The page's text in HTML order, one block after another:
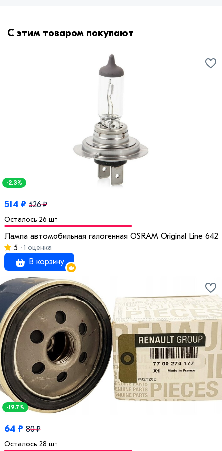
С этим товаром покупают
-2.3%
514 ₽ 526 ₽
Осталось 26 шт
Лампа автомобильная галогенная OSRAM Original Line
5
1 оценка
В корзину
-19.7%
64 ₽ 80 ₽
Осталось 28 шт